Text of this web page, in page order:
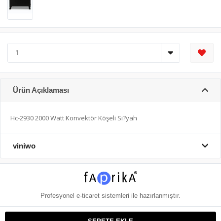
Ürün Açıklaması
Hc-2930 2000 Watt Konvektör Köşeli Si?yah
viniwo
Profesyonel e-ticaret sistemleri ile hazırlanmıştır.